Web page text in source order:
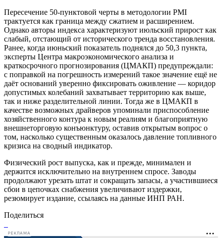
Пересечение 50-пунктовой черты в методологии PMI
трактуется как граница между сжатием и расширением.
Однако авторы индекса характеризуют июльский прирост как
слабый, отстающий от исторического тренда восстановления.
Ранее, когда июньский показатель поднялся до 50,3 пункта,
эксперты Центра макроэкономического анализа и
краткосрочного прогнозирования (ЦМАКП) предупреждали:
с поправкой на погрешность измерений такое значение ещё не
даёт оснований уверенно фиксировать оживление — коридор
допустимых колебаний захватывает территорию как выше,
так и ниже разделительной линии. Тогда же в ЦМАКП в
качестве возможных драйверов упоминали приспособление
хозяйственного контура к новым реалиям и благоприятную
внешнеторговую конъюнктуру, оставив открытым вопрос о
том, насколько существенным оказалось давление топливного
кризиса на сводный индикатор.
Физический рост выпуска, как и прежде, минимален и
держится исключительно на внутреннем спросе. Заводы
продолжают урезать штат и сокращать запасы, а участившиеся
сбои в цепочках снабжения увеличивают издержки,
резюмирует издание, ссылаясь на данные ИНП РАН.
Поделиться
РЕКЛАМА